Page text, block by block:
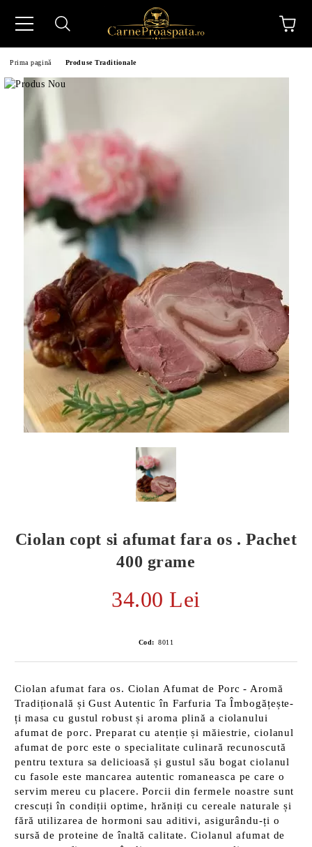
Prima pagină Produse Traditionale
Ciolan copt si afumat fara os . Pachet
400 grame
34.00 Lei
Cod: 8011
Ciolan afumat fara os. Ciolan Afumat de Porc - Aromă
Tradițională și Gust Autentic în Farfuria Ta Îmbogățește-
ți masa cu gustul robust și aroma plină a ciolanului
afumat de porc. Preparat cu atenție și măiestrie, ciolanul
afumat de porc este o specialitate culinară recunoscută
pentru textura sa delicioasă și gustul său bogat ciolanul
cu fasole este mancarea autentic romaneasca pe care o
servim mereu cu placere. Porcii din fermele noastre sunt
crescuți în condiții optime, hrăniți cu cereale naturale și
fără utilizarea de hormoni sau aditivi, asigurându-ți o
sursă de proteine de înaltă calitate. Ciolanul afumat de